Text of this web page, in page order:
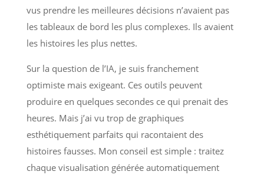
vus prendre les meilleures décisions n’avaient pas
les tableaux de bord les plus complexes. Ils avaient
les histoires les plus nettes.
Sur la question de l’IA, je suis franchement
optimiste mais exigeant. Ces outils peuvent
produire en quelques secondes ce qui prenait des
heures. Mais j’ai vu trop de graphiques
esthétiquement parfaits qui racontaient des
histoires fausses. Mon conseil est simple : traitez
chaque visualisation générée automatiquement